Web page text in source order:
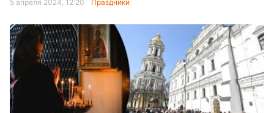
5 апреля 2024, 12:20 Праздники